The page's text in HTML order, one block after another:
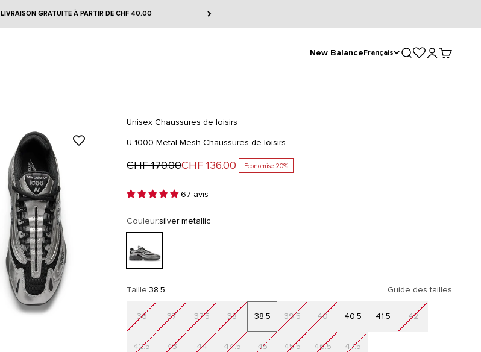
LIVRAISON GRATUITE À PARTIR DE CHF 40.00
New BalanceFrançais Ouvrir la recherche
Ouvrir le
Voir le
Unisex Chaussures de loisirs
U 1000 Metal Mesh Chaussures de loisirs
Prix normal
CHF 170.00Prix de vente
CHF 136.00 Economise 20%
67 avis
Couleur:silver metallic
Taille:38.5 Guide des tailles
36 37 37.5 38 38.5 39.5 40 40.5 41.5 42
42.5 43 44 44.5 45 45.5 46.5 47.5